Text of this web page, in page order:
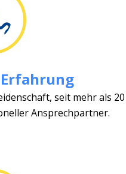
seit mehr als 20
Ansprechpartner.